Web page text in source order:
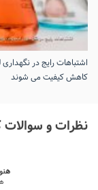
اشتباهات رایج در
کاهش کیفیت می‌ شوند
نظرات و سوالات